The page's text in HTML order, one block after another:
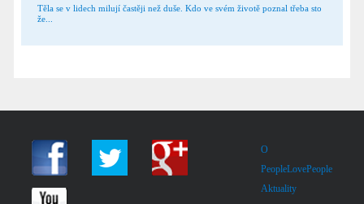
Těla se v lidech milují častěji než duše. Kdo ve svém životě poznal třeba sto
že...
O
PeopleLovePeople
Aktuality